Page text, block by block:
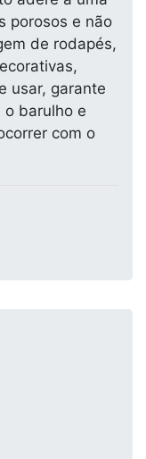
porosos e não
de rodapés,
usar, garante
o barulho e
com o